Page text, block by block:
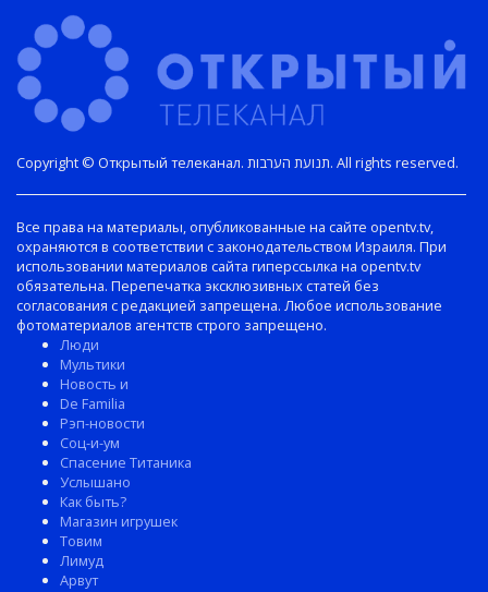
Copyright © Открытый телеканал. תנועת הערבות. All rights reserved.
Все права на материалы, опубликованные на сайте opentv.tv,
охраняются в соответствии с законодательством Израиля. При
использовании материалов сайта гиперссылка на opentv.tv
обязательна. Перепечатка эксклюзивных статей без
согласования с редакцией запрещена. Любое использование
фотоматериалов агентств строго запрещено.
Люди
Мультики
Новость и
De Familia
Рэп-новости
Соц-и-ум
Спасение Титаника
Услышано
Как быть?
Магазин игрушек
Товим
Лимуд
Арвут